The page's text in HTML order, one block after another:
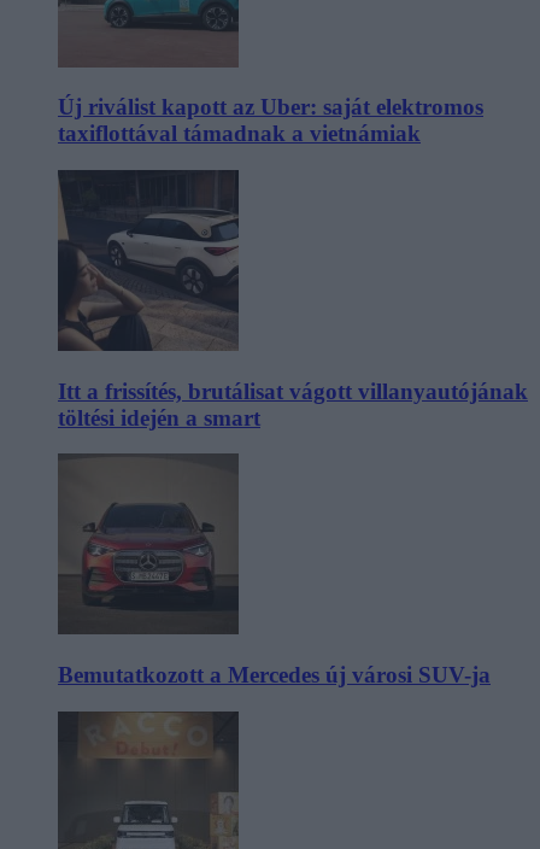
Új riválist kapott az Uber: saját elektromos
taxiflottával támadnak a vietnámiak
Itt a frissítés, brutálisat vágott villanyautójának
töltési idején a smart
Bemutatkozott a Mercedes új városi SUV-ja